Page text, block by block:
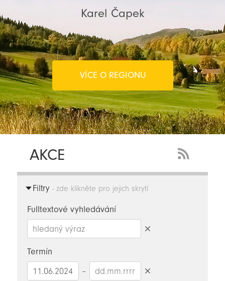
Karel Čapek
VÍCE O REGIONU
AKCE
Feed
Filtry- zde klikněte pro jejich skrytí
Fulltextové vyhledávání
Termín
–